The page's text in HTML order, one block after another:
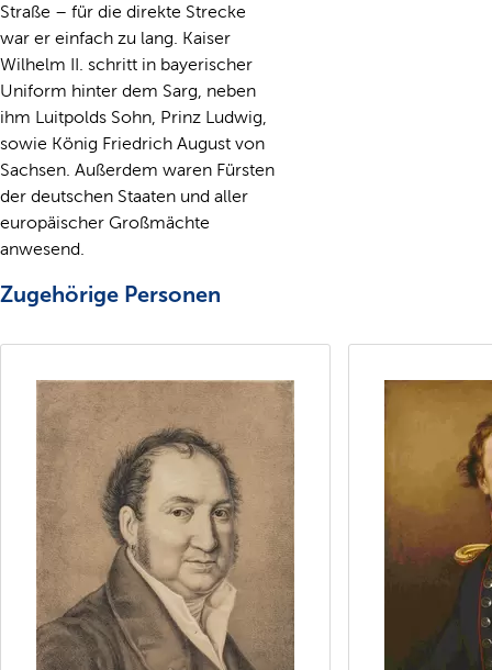
Straße – für die direkte Strecke
war er einfach zu lang. Kaiser
Wilhelm II. schritt in bayerischer
Uniform hinter dem Sarg, neben
ihm Luitpolds Sohn, Prinz Ludwig,
sowie König Friedrich August von
Sachsen. Außerdem waren Fürsten
der deutschen Staaten und aller
europäischer Großmächte
anwesend.
Zugehörige Personen